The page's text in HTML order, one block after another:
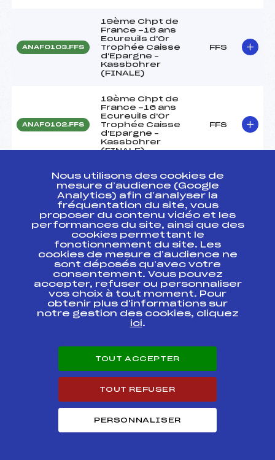
ANAF0103.FFS
19ème Chpt de
France -16 ans
Ecureuils d'Or
Trophée Caisse
d'Epargne –
Kassbohrer
(FINALE)
FFS
ANAF0102.FFS
19ème Chpt de
France -16 ans
Ecureuils d'Or
Trophée Caisse
d'Epargne –
Kassbohrer
(FINALE)
FFS
ANAF0101.FFS
19ème Chpt de
France -16 ans
Ecureuils d'Or
Trophée Caisse
d'Epargne –
Kassbohrer
(FINALE)
FFS
ANAF0082.FFS
3ème Etape – Chpt
de France -16 ans
Ecureuils d'Or
Trophée Caisse
d'Epargne –
Kassbohrer
FFS
3ème étape – Chpt
Trophée Caisse
d'Epargne –
3ème Etape – Chpt
Ecureuils d'Or
Trophée Caisse
Kassbohrer
Nous utilisons des cookies de
mesure d’audience (Google
Analytics) afin d’analyser la
fréquentation du site, vous
proposer du contenu vidéo et les
performances du site, ainsi que des
cookies permettant le
fonctionnement du site. Les
cookies de mesure d’audience ne
sont déposés qu’avec votre
consentement. Vous pouvez
accepter, refuser ou personnaliser
vos choix à tout moment. Pour
obtenir plus d'informations sur
notre gestion des cookies, cliquez
ici.
TOUT ACCEPTER
TOUT REFUSER
PERSONNALISER